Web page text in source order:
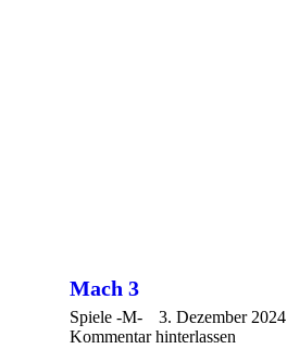
Mach 3
Spiele -M-
3. Dezember 2024
Kommentar hinterlassen